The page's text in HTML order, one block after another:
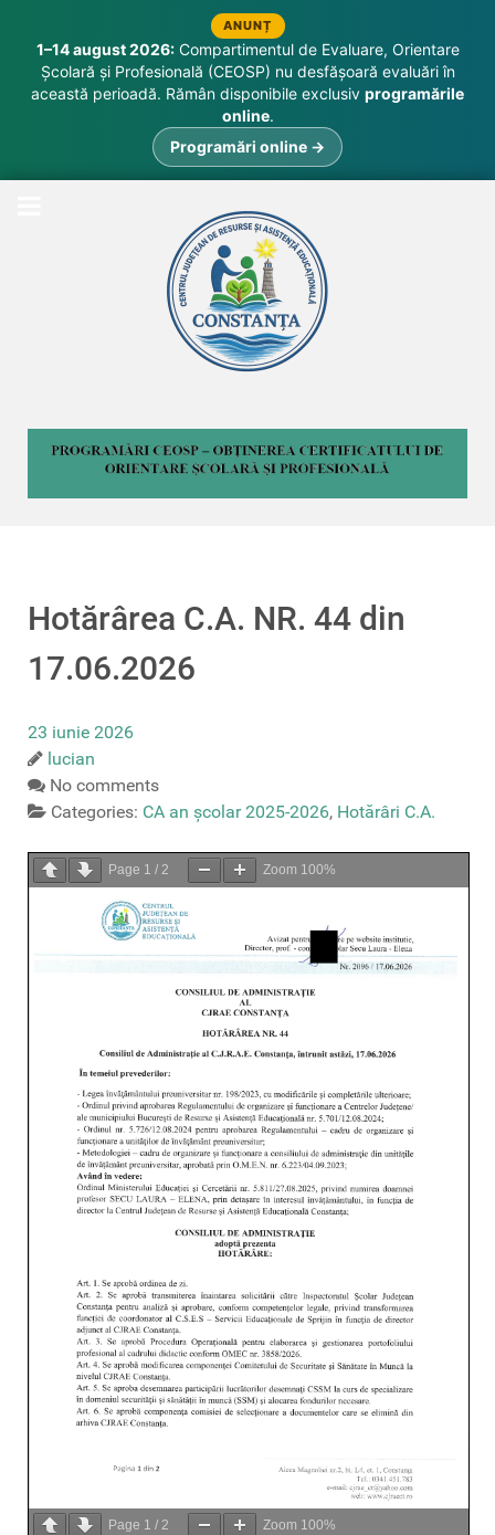
ANUNȚ
1–14 august 2026:Compartimentul de Evaluare, Orientare
Școlară și Profesională (CEOSP) nu desfășoară evaluări în
această perioadă. Rămân disponibile exclusiv programările
online.
Programări online →
Hotărârea C.A. NR. 44 din
17.06.2026
23 iunie 2026
lucian
No comments
Categories: CA an școlar 2025-2026, Hotărâri C.A.
Page 1 / 2 Zoom 100%
Page 1 / 2 Zoom 100%